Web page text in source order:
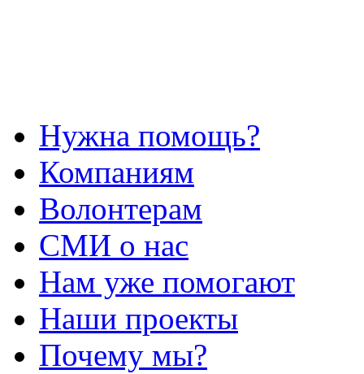
Нужна помощь?
Компаниям
Волонтерам
СМИ о нас
Нам уже помогают
Наши проекты
Почему мы?